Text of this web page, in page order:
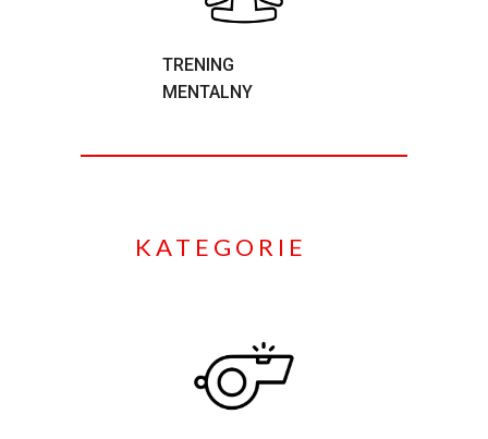
TRENING
MENTALNY
KATEGORIE